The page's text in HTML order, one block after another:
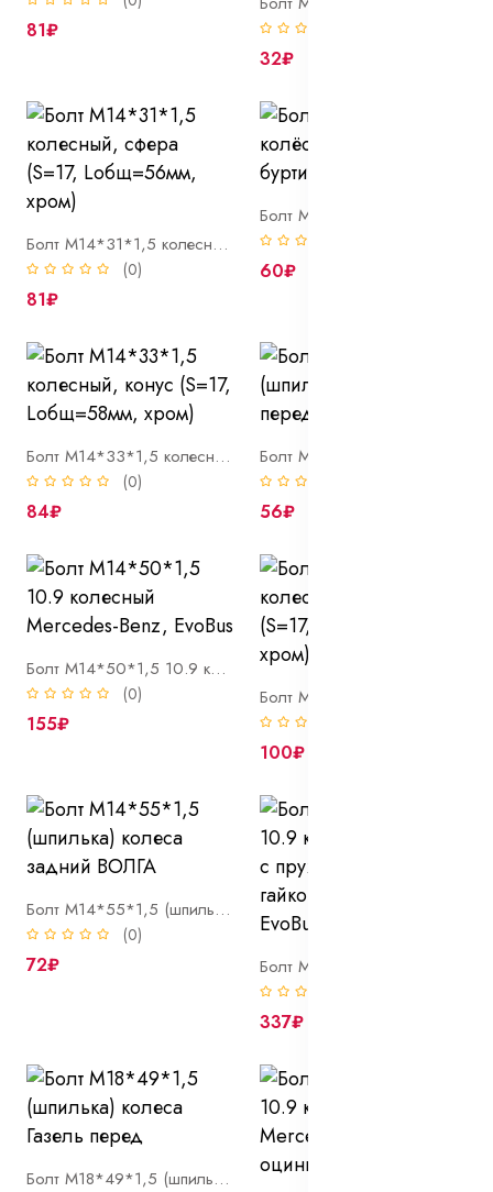
81₽
32₽
Болт М14*31*1,5 колесный, сфера (S=17, Lобщ=56мм, хром)
(0)
81₽
60₽
Болт М14*33*1,5 колесный, конус (S=17, Lобщ=58мм, хром)
(0)
84₽ 56₽
Болт М14*50*1,5 10.9 колесный Mercedes-Benz, EvoBus
(0)
155₽
100₽
Болт М14*55*1,5 (шпилька) колеса задний ВОЛГА
(0)
72₽
337₽
Болт М18*49*1,5 (шпилька) колеса Газель перед